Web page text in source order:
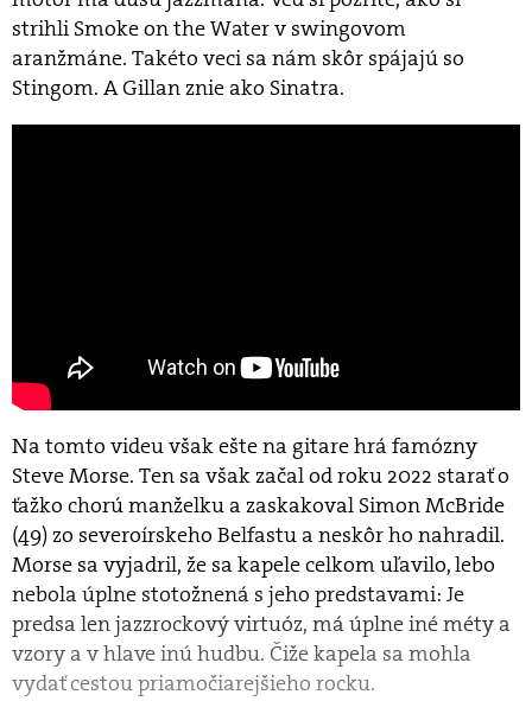
strihli Smoke on the Water v swingovom
aranžmáne. Takéto veci sa nám skôr spájajú so
Stingom. A Gillan znie ako Sinatra.
Na tomto videu však ešte na gitare hrá famózny
Steve Morse. Ten sa však začal od roku 2022 starať o
ťažko chorú manželku a zaskakoval Simon McBride
(49) zo severoírskeho Belfastu a neskôr ho nahradil.
Morse sa vyjadril, že sa kapele celkom uľavilo, lebo
nebola úplne stotožnená s jeho predstavami: Je
predsa len jazzrockový virtuóz, má úplne iné méty a
vzory a v hlave inú hudbu. Čiže kapela sa mohla
vydať cestou priamočiarejšieho rocku.